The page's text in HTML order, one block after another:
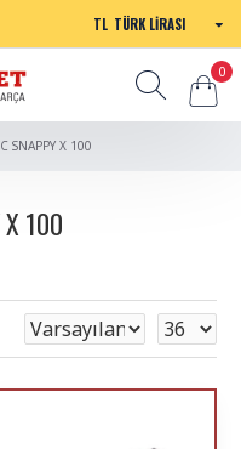
TL TÜRK LIRASI
0
SNAPPY X 100
X 100